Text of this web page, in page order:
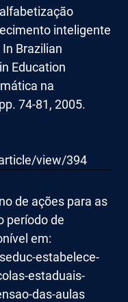
inteligente
Brazilian
Education
na
74-81, 2005.
view/394
de ações para as
período de
em:
estabelece-
estaduais-
das-aulas